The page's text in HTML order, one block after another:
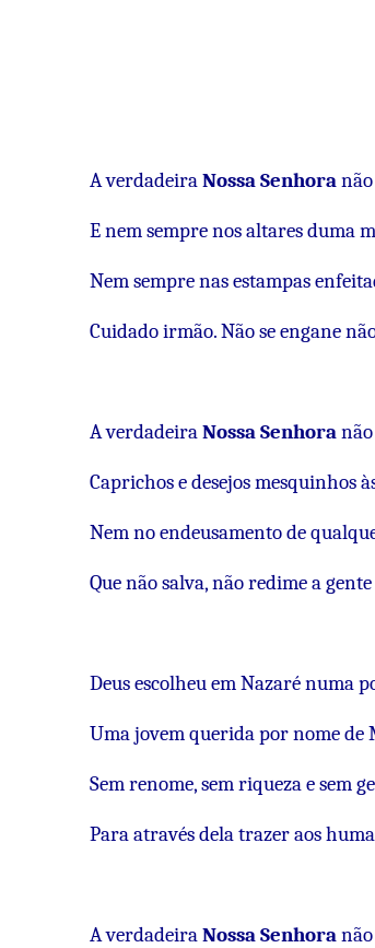
A verdadeiraNossa Senhoranão
E nem sempre nos altares duma
Nem sempre nas estampas
Cuidado irmão. Não se engane
A verdadeiraNossa Senhora
Caprichos e desejos mesquinhos
Nem no endeusamento de
Que não salva, não redime a
Deus escolheu em Nazaré numa
Uma jovem querida por nome de
Sem renome, sem riqueza e sem
Para através dela trazer aos
A verdadeiraNossa Senhoranão